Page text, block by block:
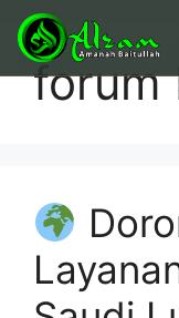
Skip
contentforum